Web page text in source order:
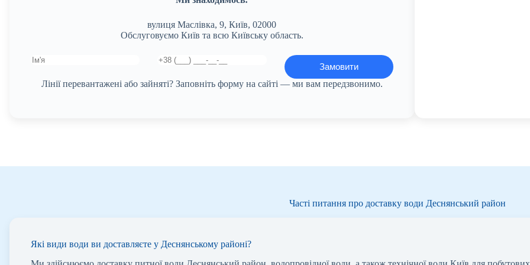
вулиця Маслівка, 9, Київ, 02000
Обслуговуємо Київ та всю Київську область.
Лінії перевантажені або зайняті? Заповніть форму на сайті — ми вам передзвонимо.
Часті питання про доставку води Деснянський район
Які види води ви доставляєте у Деснянському районі?